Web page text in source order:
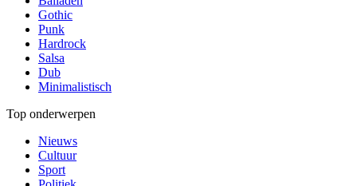
Gothic
Punk
Hardrock
Salsa
Dub
Minimalistisch
Top onderwerpen
Nieuws
Cultuur
Sport